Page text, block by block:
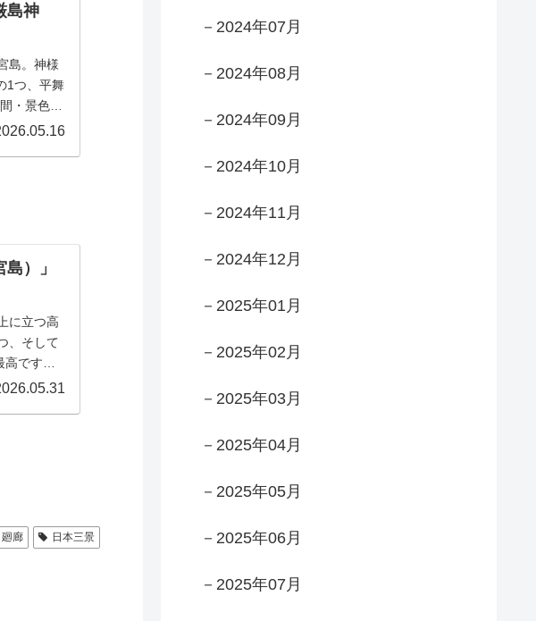
島神
島。神様
1つ、平舞
・景色を
）」
に立つ高
、そして
です。
廻廊 日本三景
－2024年07月
－2024年08月
－2024年09月
－2024年10月
－2024年11月
－2024年12月
－2025年01月
－2025年02月
－2025年03月
－2025年04月
－2025年05月
－2025年06月
－2025年07月